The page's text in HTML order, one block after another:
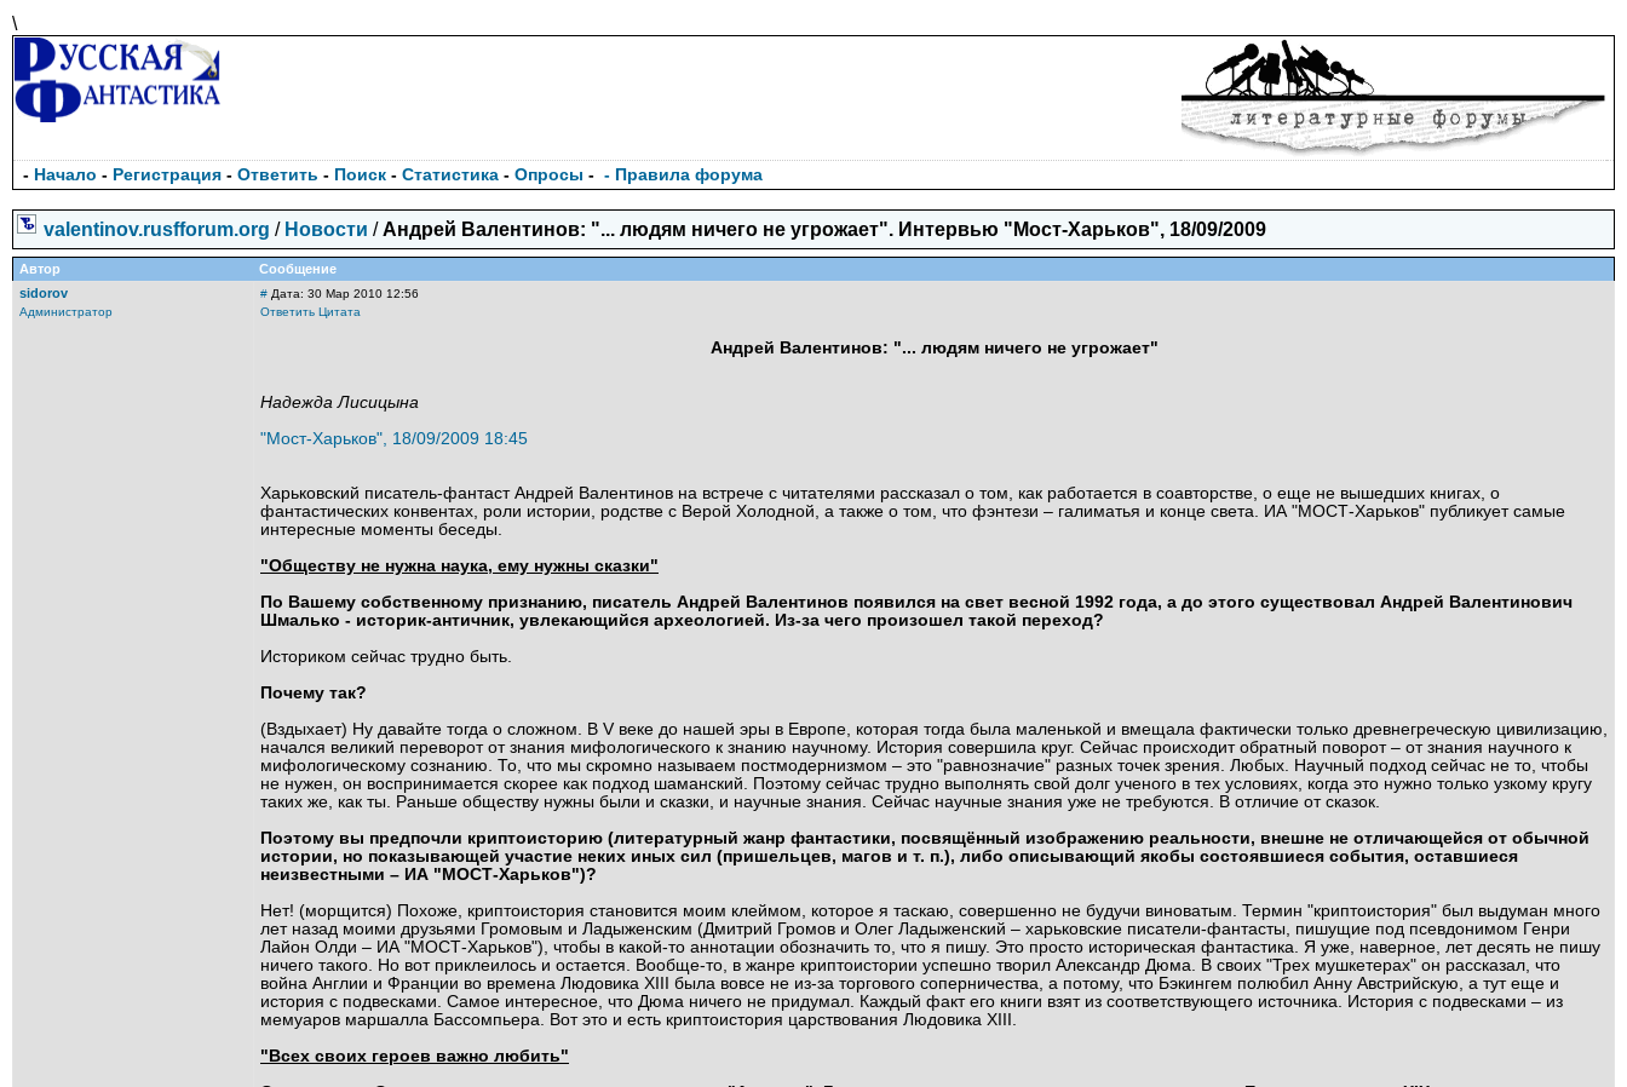
\
- Начало - Регистрация - Ответить - Поиск - Статистика - Опросы - - Правила форума
valentinov.rusfforum.org / Новости /Андрей Валентинов: "... людям ничего не угрожает". Интервью "Мост-Харьков", 18/09/2009
Автор
Сообщение
sidorov
Администратор
# Дата: 30 Мар 2010 12:56
Ответить Цитата
Андрей Валентинов: "... людям ничего не угрожает"
Надежда Лисицына
"Мост-Харьков", 18/09/2009 18:45
Харьковский писатель-фантаст Андрей Валентинов на встрече с читателями рассказал о том, как работается в соавторстве, о еще не вышедших книгах, о
фантастических конвентах, роли истории, родстве с Верой Холодной, а также о том, что фэнтези – галиматья и конце света. ИА "МОСТ-Харьков" публикует самые
интересные моменты беседы.
"Обществу не нужна наука, ему нужны сказки"
По Вашему собственному признанию, писатель Андрей Валентинов появился на свет весной 1992 года, а до этого существовал Андрей Валентинович
Шмалько - историк-античник, увлекающийся археологией. Из-за чего произошел такой переход?
Историком сейчас трудно быть.
Почему так?
(Вздыхает) Ну давайте тогда о сложном. В V веке до нашей эры в Европе, которая тогда была маленькой и вмещала фактически только древнегреческую цивилизацию,
начался великий переворот от знания мифологического к знанию научному. История совершила круг. Сейчас происходит обратный поворот – от знания научного к
мифологическому сознанию. То, что мы скромно называем постмодернизмом – это "равнозначие" разных точек зрения. Любых. Научный подход сейчас не то, чтобы
не нужен, он воспринимается скорее как подход шаманский. Поэтому сейчас трудно выполнять свой долг ученого в тех условиях, когда это нужно только узкому кругу
таких же, как ты. Раньше обществу нужны были и сказки, и научные знания. Сейчас научные знания уже не требуются. В отличие от сказок.
Поэтому вы предпочли криптоисторию (литературный жанр фантастики, посвящённый изображению реальности, внешне не отличающейся от обычной
истории, но показывающей участие неких иных сил (пришельцев, магов и т. п.), либо описывающий якобы состоявшиеся события, оставшиеся
неизвестными – ИА "МОСТ-Харьков")?
Нет! (морщится) Похоже, криптоистория становится моим клеймом, которое я таскаю, совершенно не будучи виноватым. Термин "криптоистория" был выдуман много
лет назад моими друзьями Громовым и Ладыженским (Дмитрий Громов и Олег Ладыженский – харьковские писатели-фантасты, пишущие под псевдонимом Генри
Лайон Олди – ИА "МОСТ-Харьков"), чтобы в какой-то аннотации обозначить то, что я пишу. Это просто историческая фантастика. Я уже, наверное, лет десять не пишу
ничего такого. Но вот приклеилось и остается. Вообще-то, в жанре криптоистории успешно творил Александр Дюма. В своих "Трех мушкетерах" он рассказал, что
война Англии и Франции во времена Людовика XIII была вовсе не из-за торгового соперничества, а потому, что Бэкингем полюбил Анну Австрийскую, а тут еще и
история с подвесками. Самое интересное, что Дюма ничего не придумал. Каждый факт его книги взят из соответствующего источника. История с подвесками – из
мемуаров маршалла Бассомпьера. Вот это и есть криптоистория царствования Людовика XIII.
"Всех своих героев важно любить"